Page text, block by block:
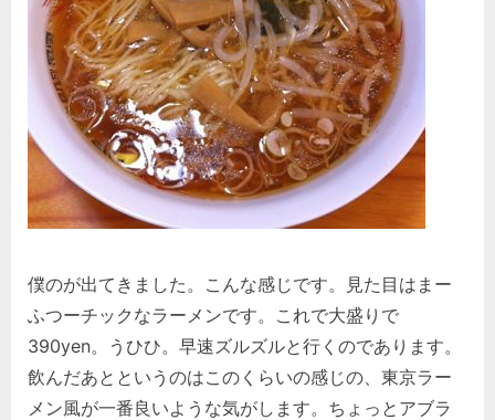
僕のが出てきました。こんな感じです。見た目はまー
ふつーチックなラーメンです。これで大盛りで
390yen。うひひ。早速ズルズルと行くのであります。
飲んだあとというのはこのくらいの感じの、東京ラー
メン風が一番良いような気がします。ちょっとアブラ